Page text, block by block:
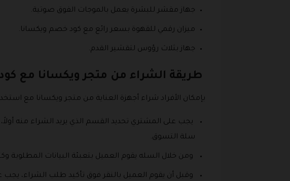
جهاز مقشر للبشرة يعمل بالموجات الفوق صوتية.
ميزان رقمي للقهوة بسعر رائع مع كود خصم ويكسانا.
جهاز بثلاث رؤوس لتقشير القدم.
طريقة الشراء من متجر ويكسانا مع
بإمكان الأفراد شراء أجهزة العناية من متجر ويكسانا مع
يجب على المشتري تحديد القسم الذي يريد الشراء منه
سلة التسوق.
ومن خلال السله يقوم العميل بتعبئة البيانات
وقبل أن يقوم العميل بالنقر فوق تأكيد طلب الشراء، يجب